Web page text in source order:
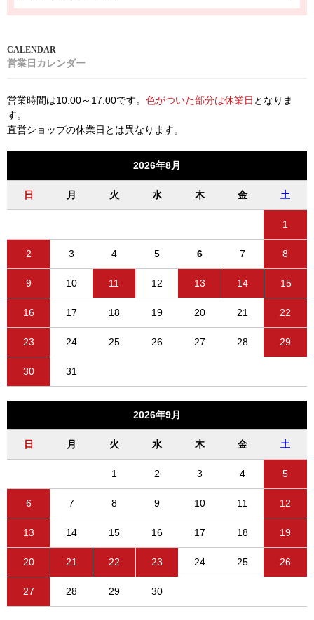
営業日カレンダー
営業時間は10:00～17:00です。 色がついた部分は休業日 となりま
す。
直営ショップの休業日とは異なります。
2026年8月
日 月 火 水 木 金 土
1
2 3 4 5 6 7 8
9 10 11 12 13 14 15
16 17 18 19 20 21 22
23 24 25 26 27 28 29
30 31
2026年9月
日 月 火 水 木 金 土
1 2 3 4 5
6 7 8 9 10 11 12
13 14 15 16 17 18 19
20 21 22 23 24 25 26
27 28 29 30